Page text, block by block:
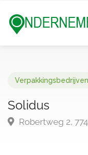
Verpakkingsbedrijven
Solidus
Robertweg 2,